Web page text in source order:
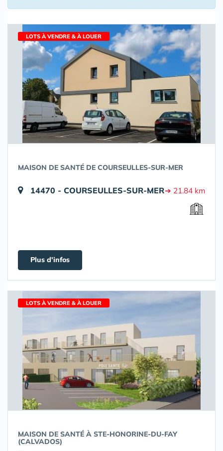
LOTS À VENDRE & À LOUER
MAISON DE SANTÉ DE COURSEULLES-SUR-MER
14470 - COURSEULLES-SUR-MER➔ 21.84 km
Plus d'infos
LOTS À VENDRE & À LOUER
MAISON DE SANTÉ À STE-HONORINE-DU-FAY
(CALVADOS)